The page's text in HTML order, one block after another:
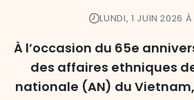
LUNDI, 1 JUIN 2026
À l’occasion du 65e
des affaires ethniques
nationale (AN) du